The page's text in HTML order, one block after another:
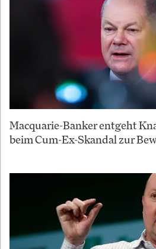
Macquarie-Banker entgeht
beim Cum-Ex-Skandal zur